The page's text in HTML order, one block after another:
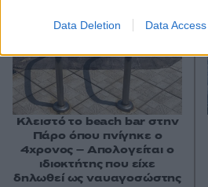
Data Deletion Data Access
Κλειστό το beach bar στην
Πάρο όπου πνίγηκε ο
4χρονος – Απολογείται ο
ιδιοκτήτης που είχε
δηλωθεί ως ναυαγοσώστης